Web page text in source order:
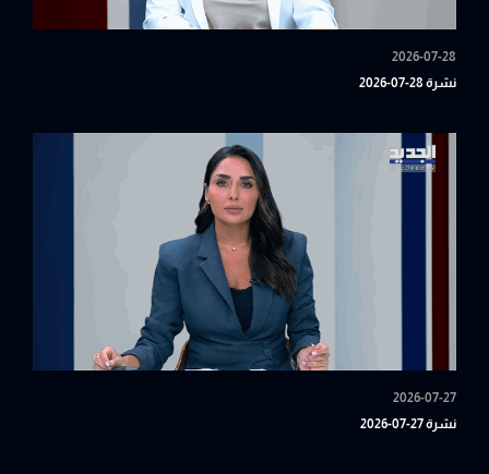
2026-07-28
نشرة 28-07-2026
2026-07-27
نشرة 27-07-2026